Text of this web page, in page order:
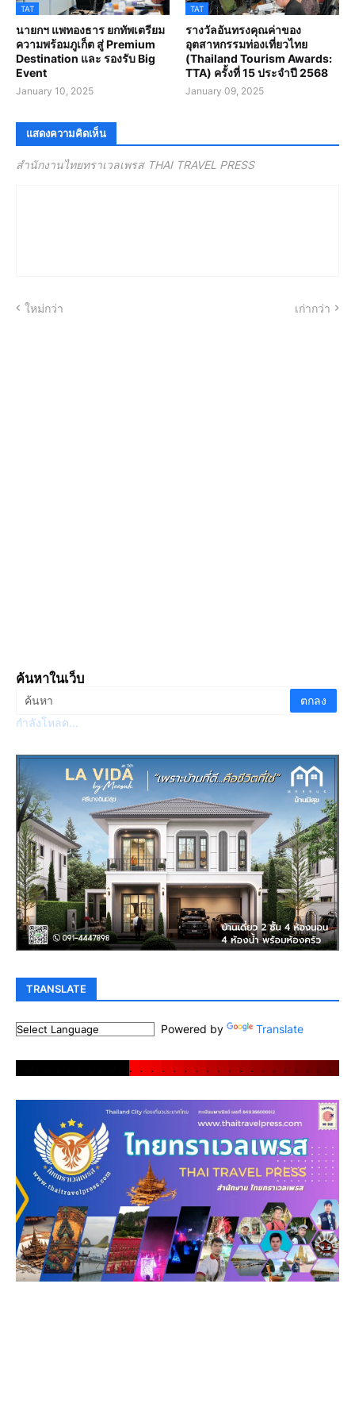
TAT
นายกฯ แพทองธาร ยกทัพเตรียม
ความพร้อมภูเก็ต สู่ Premium
Destination และ รองรับ Big
Event
January 10, 2025
TAT
รางวัลอันทรงคุณค่าของ
อุตสาหกรรมท่องเที่ยวไทย
(Thailand Tourism Awards:
TTA) ครั้งที่ 15 ประจำปี 2568
January 09, 2025
แสดงความคิดเห็น
สำนักงานไทยทราเวลเพรส THAI TRAVEL PRESS
ใหม่กว่า เก่ากว่า
ค้นหาในเว็บ
กำลังโหลด...
TRANSLATE
Powered by Translate
. . . . . . . . . . . . . . . . . . .